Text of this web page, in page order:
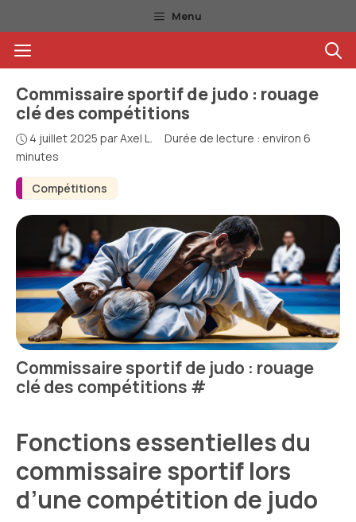
au
contenu
Menu
Menu
Compétitions
Commissaire sportif de judo : rouage
clé des compétitions
4 juillet 2025 parAxel L. · Durée de lecture : environ 6
minutes
Commissaire sportif de judo : rouage
clé des compétitions #
Fonctions essentielles du
commissaire sportif lors
d’une compétition de judo